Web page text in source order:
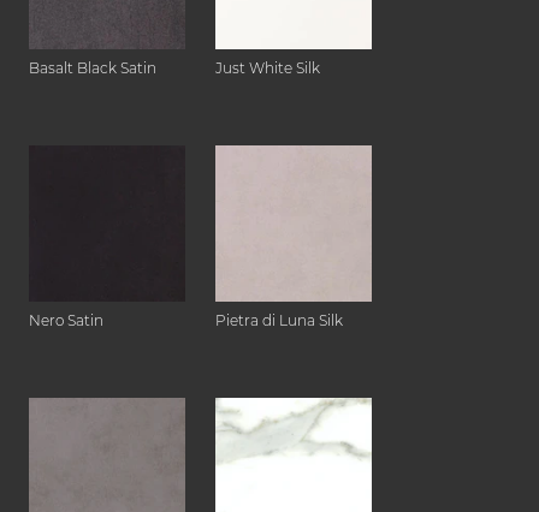
Basalt Black Satin Just White Silk
Nero Satin Pietra di Luna Silk